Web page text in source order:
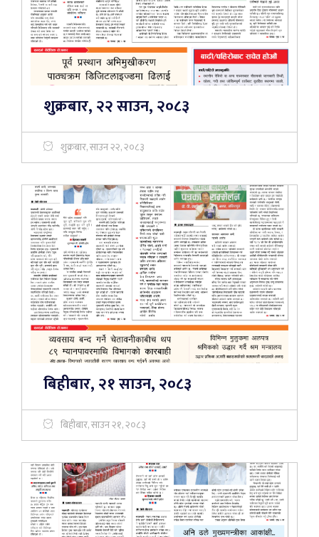
शुक्रबार, २२ साउन, २०८३
शुक्रबार, साउन २२, २०८३
बिहीबार, २१ साउन, २०८३
बिहीबार, साउन २१, २०८३